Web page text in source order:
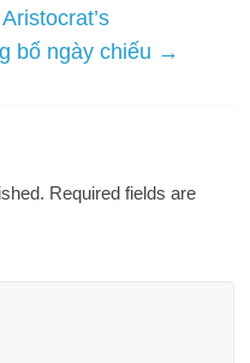
bố ngày chiếu →
Required fields are